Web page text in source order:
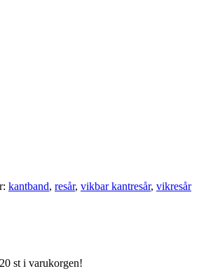
kantband, resår, vikbar kantresår, vikresår
st i varukorgen!